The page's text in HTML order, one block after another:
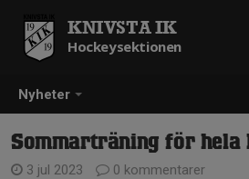
Nyheter
KNIVSTA IK
Hockeysektionen
Sommarträning för hela
3 jul 2023 0 kommentarer